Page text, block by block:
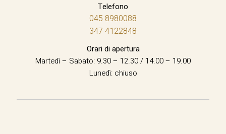
Telefono
045 8980088
347 4122848
Orari di apertura
Martedì – Sabato: 9.30 – 12.30 / 14.00 – 19.00
Lunedì: chiuso